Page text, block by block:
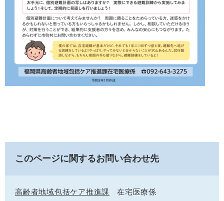
このページに関するお問い合わせ先
高齢者地域包括ケア推進課 在宅医療係